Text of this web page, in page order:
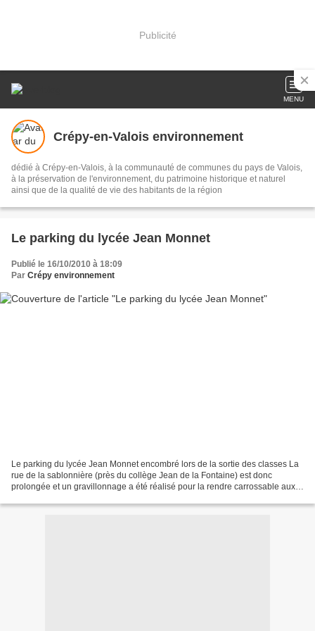
Publicité
MENU
Crépy-en-Valois environnement
dédié à Crépy-en-Valois, à la communauté de communes du pays de Valois,
à la préservation de l'environnement, du patrimoine historique et naturel
ainsi que de la qualité de vie des habitants de la région
Le parking du lycée Jean Monnet
Publié le 16/10/2010 à 18:09
Par Crépy environnement
Le parking du lycée Jean Monnet encombré lors de la sortie des classes La
rue de la sablonnière (près du collège Jean de la Fontaine) est donc
prolongée et un gravillonnage a été réalisé pour la rendre carrossable aux